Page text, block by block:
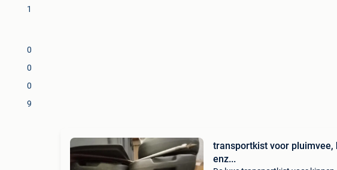
1
0
0
0
9
transportkist voor pluimvee,
enz...